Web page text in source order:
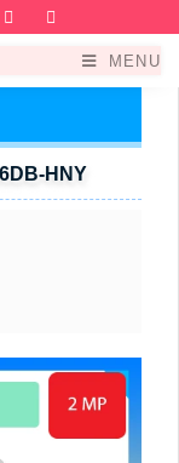
Facebook
MENU
HNY